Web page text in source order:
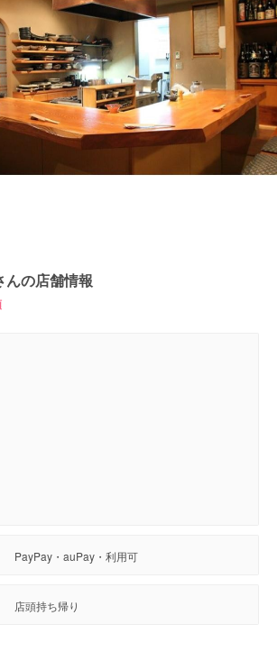
んの店舗情報
PayPay・auPay・利用可
店頭持ち帰り